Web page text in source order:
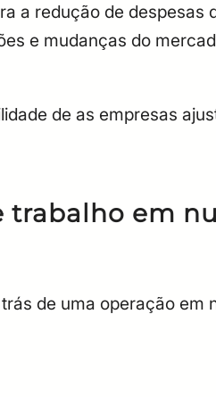
a redução de
e mudanças do
de as empresas
em
de uma operação